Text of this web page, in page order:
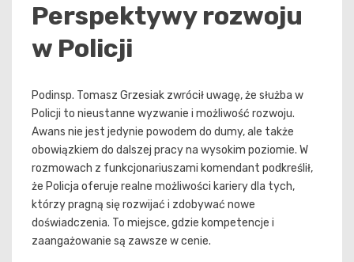
Perspektywy rozwoju
w Policji
Podinsp. Tomasz Grzesiak zwrócił uwagę, że służba w
Policji to nieustanne wyzwanie i możliwość rozwoju.
Awans nie jest jedynie powodem do dumy, ale także
obowiązkiem do dalszej pracy na wysokim poziomie. W
rozmowach z funkcjonariuszami komendant podkreślił,
że Policja oferuje realne możliwości kariery dla tych,
którzy pragną się rozwijać i zdobywać nowe
doświadczenia. To miejsce, gdzie kompetencje i
zaangażowanie są zawsze w cenie.